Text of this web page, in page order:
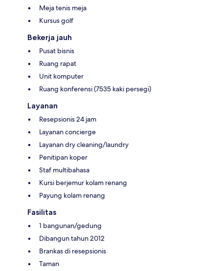
Meja tenis meja
Kursus golf
Bekerja jauh
Pusat bisnis
Ruang rapat
Unit komputer
Ruang konferensi (7535 kaki persegi)
Layanan
Resepsionis 24 jam
Layanan concierge
Layanan dry cleaning/laundry
Penitipan koper
Staf multibahasa
Kursi berjemur kolam renang
Payung kolam renang
Fasilitas
1 bangunan/gedung
Dibangun tahun 2012
Brankas di resepsionis
Taman